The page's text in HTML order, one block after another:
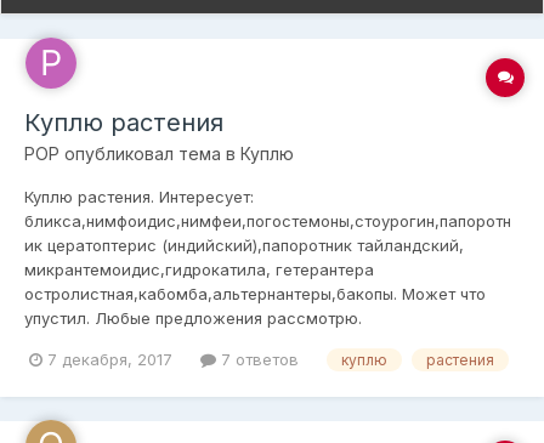
Куплю растения
POP опубликовал тема в Куплю
Куплю растения. Интересует:
бликса,нимфоидис,нимфеи,погостемоны,стоурогин,папоротн
ик цератоптерис (индийский),папоротник тайландский,
микрантемоидис,гидрокатила, гетерантера
остролистная,кабомба,альтернантеры,бакопы. Может что
упустил. Любые предложения рассмотрю.
7 декабря, 2017 7 ответов куплю растения